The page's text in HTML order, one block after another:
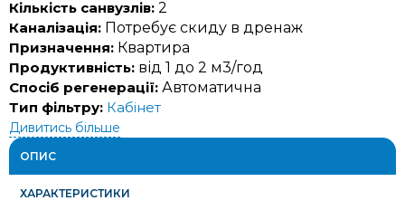
Кількість санвузлів: 2
Каналізація: Потребує скиду в дренаж
Призначення: Квартира
Продуктивність: від 1 до 2 м3/год
Спосіб регенерації: Автоматична
Тип фільтру: Кабінет
Дивитись більше
ОПИС
ХАРАКТЕРИСТИКИ